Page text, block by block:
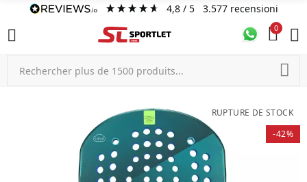
4,8/ 5 3.577 recensioni
0
RUPTURE DE STOCK
-42%